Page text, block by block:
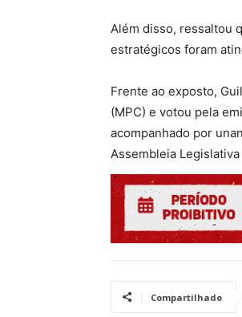
Além disso, ressaltou
estratégicos foram
Frente ao exposto,
(MPC) e votou pela
acompanhado por
Assembleia
Compartilhado